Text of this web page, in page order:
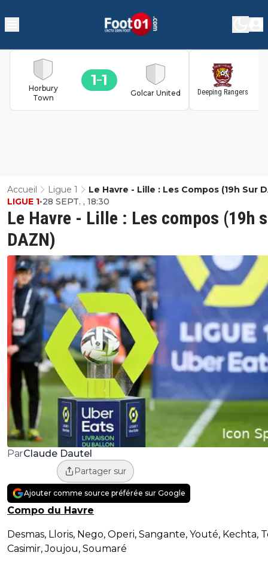
Horbury
Town
1 1
Golcar United Deeping Rangers
Accueil Ligue 1 Le Havre - Lille : Les Compos (19h Sur
Le Havre - Lille : Les compos (19h
DAZN)
LIGUE 1•28 SEPT. , 18:30
ParClaude Dautel
Partager sur
Ajouter comme source préférée sur Google
Compo du Havre
Desmas, Lloris, Nego, Operi, Sangante, Youté, Kechta,
Casimir, Joujou, Soumaré